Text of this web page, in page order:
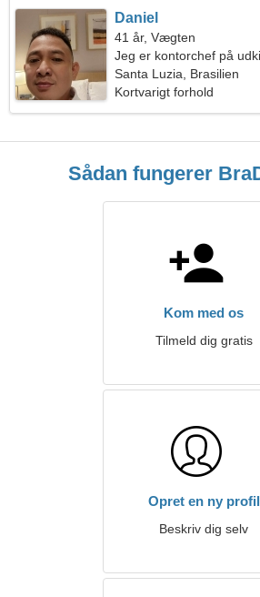
Daniel
41 år, Vægten
Jeg er kontorchef på
kvinde
Santa Luzia, Brasilien
Kortvarigt forhold
Sådan fungerer
Kom med os
Tilmeld dig gratis
Opret en ny profil
Beskriv dig selv